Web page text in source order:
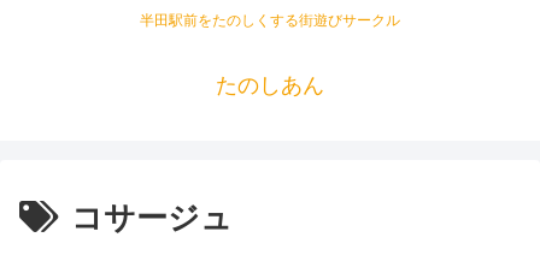
半田駅前をたのしくする街遊びサークル
たのしあん
コサージュ